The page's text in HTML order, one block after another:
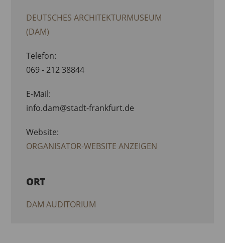
ORT
DAM AUDITORIUM
DEUTSCHES ARCHITEKTURMUSEUM
(DAM)
Telefon:
069 - 212 38844
E-Mail:
info.dam@stadt-frankfurt.de
Website:
ORGANISATOR-WEBSITE ANZEIGEN